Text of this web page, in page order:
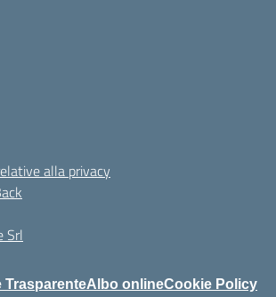
alla privacy
Srl
TrasparenteAlbo onlineCookie Policy